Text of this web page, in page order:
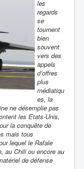
les
regards
se
tournent
bien
souvent
vers des
appels
d’offres
plus
médiatiqu
es, la
ne désemplie pas
les Etats-Unis,
la conquête de
mais tous
lequel le Rafale
au Chili ou encore au
de défense